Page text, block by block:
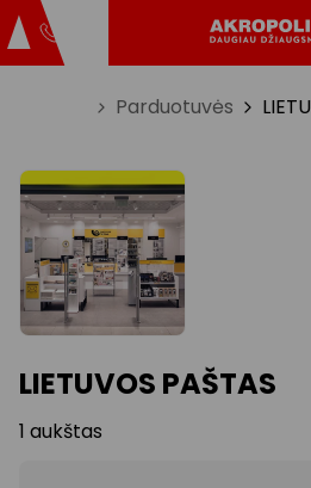
Parduotuvės
LIETUVOS PAŠTAS
1 aukštas